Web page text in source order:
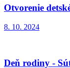
Otvorenie
8. 10. 2024
Deň rodiny -